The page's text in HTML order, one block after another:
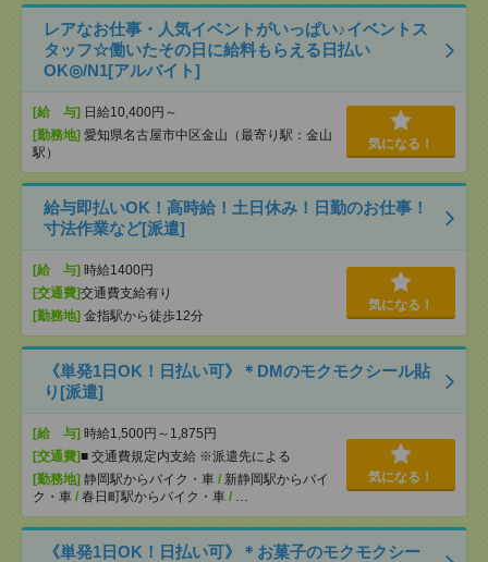
レアなお仕事・人気イベントがいっぱい♪イベントス
タッフ☆働いたその日に給料もらえる日払い
OK◎/N1[アルバイト]
[給 与] 日給10,400円～
[勤務地] 愛知県名古屋市中区金山（最寄り駅：金山
駅）
気になる！
給与即払いOK！高時給！土日休み！日勤のお仕事！
寸法作業など[派遣]
[給 与] 時給1400円
[交通費]交通費支給有り
[勤務地] 金指駅から徒歩12分
気になる！
《単発1日OK！日払い可》＊DMのモクモクシール貼
り[派遣]
[給 与] 時給1,500円～1,875円
[交通費]■ 交通費規定内支給 ※派遣先による
[勤務地] 静岡駅からバイク・車 / 新静岡駅からバイ
ク・車 / 春日町駅からバイク・車 / …
気になる！
《単発1日OK！日払い可》＊お菓子のモクモクシー